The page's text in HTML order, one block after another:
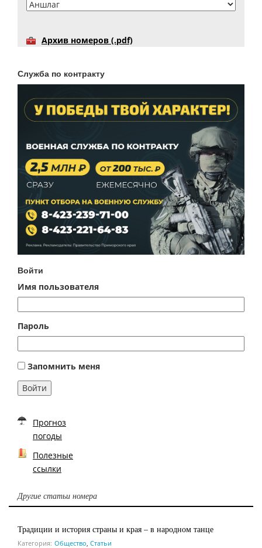
Архив номеров (.pdf)
Служба по контракту
Войти
Имя пользователя
Пароль
Запомнить меня
Войти
Прогноз
погоды
Полезные
ссылки
Другие статьи номера
Традиции и история страны и края – в народном танце
Категория: Общество Статьи